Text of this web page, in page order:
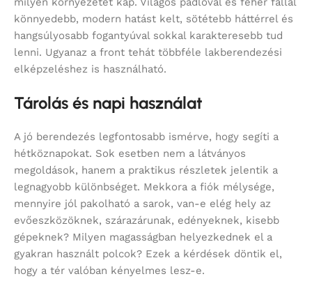
könnyedebb, modern hatást kelt, sötétebb háttérrel és
hangsúlyosabb fogantyúval sokkal karakteresebb tud
lenni. Ugyanaz a front tehát többféle lakberendezési
elképzeléshez is használható.
Tárolás és napi használat
A jó berendezés legfontosabb ismérve, hogy segíti a
hétköznapokat. Sok esetben nem a látványos
megoldások, hanem a praktikus részletek jelentik a
legnagyobb különbséget. Mekkora a fiók mélysége,
mennyire jól pakolható a sarok, van-e elég hely az
evőeszközöknek, szárazárunak, edényeknek, kisebb
gépeknek? Milyen magasságban helyezkednek el a
gyakran használt polcok? Ezek a kérdések döntik el,
hogy a tér valóban kényelmes lesz-e.